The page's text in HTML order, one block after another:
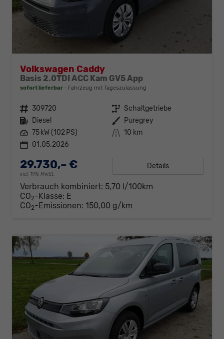
Volkswagen Caddy
Basis 2.0TDI ACC Kam GV5 App
sofort lieferbar Fahrzeug mit Tageszulassung
Fahrzeugnr. 309720 Getriebe Schaltgetriebe
Kraftstoff Diesel Außenfarbe Puregrey
Leistung 75 kW (102 PS) Kilometerstand 10 km
01.05.2026
29.730,– €
incl. 19% MwSt.
Details
Verbrauch kombiniert: 5,70 l/100km
CO2-Klasse: E
CO2-Emissionen: 150,00 g/km